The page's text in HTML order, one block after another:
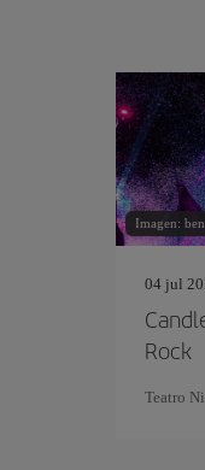
Imagen:
04 jul
Rock
Teatro